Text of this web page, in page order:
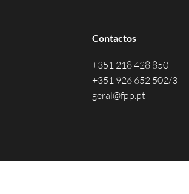
Contactos
+351 218 428 850
+351 926 652 502/3
geral@fpp.pt